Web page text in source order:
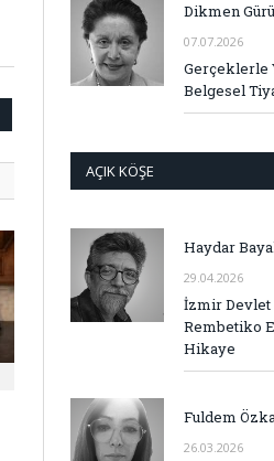
Dikmen
07.07.2026
Gerçeklerle
Belgesel
AÇIK KÖŞE
Haydar
29.04.2026
İzmir Devlet
Rembetiko
Hikaye
Fuldem
26.03.2026